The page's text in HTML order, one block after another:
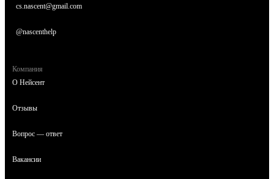
cs.nascent@gmail.com
@nascenthelp
Компания
О Нейсент
Отзывы
Вопрос — ответ
Вакансии